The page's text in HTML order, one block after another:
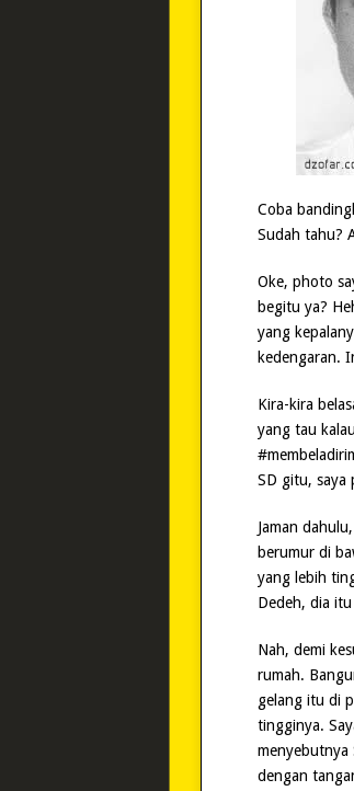
Coba
Sudah tahu?
Oke, photo
begitu ya?
yang
kedengaran.
Kira-kira
yang tau
SD gitu, saya
Jaman
berumur di
yang lebih
Dedeh, dia
Nah, demi
rumah.
gelang itu di
tingginya.
menyebutnya
dengan